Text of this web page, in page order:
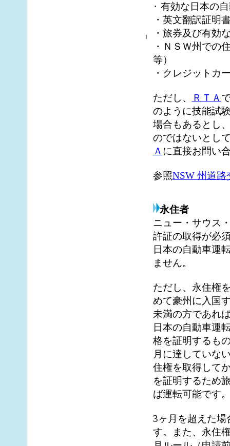
ｌ
･ 有効な日本の
・英文翻訳証明
・旅券及び有
・ＮＳＷ州での
等）
・クレジットカ
ただし、 ＲＴＡ
のように技能試
場合もあるとし
のではないとし
Ａ に直接お問い
参照NSW 州道路
永住者
ニュー・サウス
許証の取得が必
日本の自動車運
ません。
ただし、永住権
めて豪州に入国
未満の方であれ
日本の自動車運
格を証明するも
月に達していな
住権を取得して
を証明するため
ば運転可能です
3ヶ月を超えた
す。また、永住